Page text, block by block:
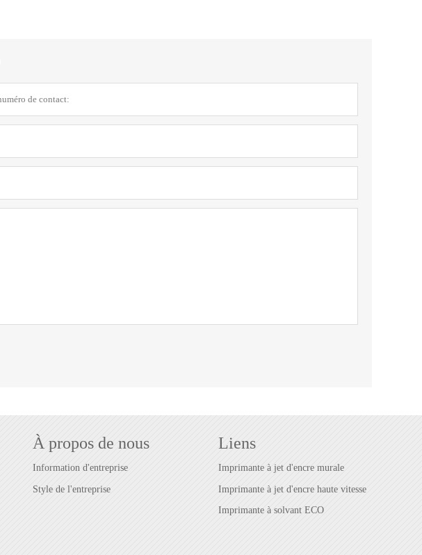
À propos de nous
Information d'entreprise
Style de l'entreprise
Liens
Imprimante à jet d'encre murale
Imprimante à jet d'encre haute vitesse
Imprimante à solvant ECO